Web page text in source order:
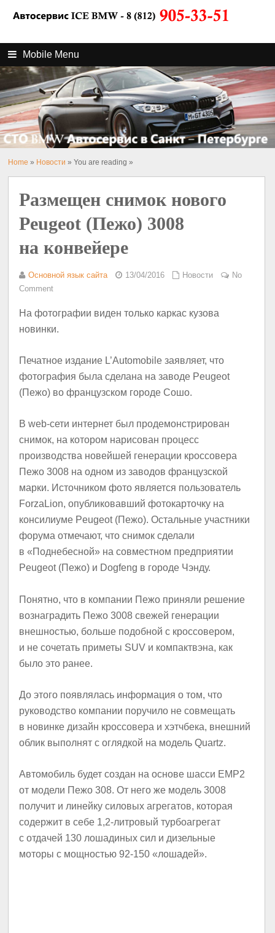
Mobile Menu
Home » Новости » You are reading »
Размещен снимок нового
Peugeot (Пежо) 3008
на конвейере
Основной язык сайта 13/04/2016 Новости
No
Comment
На фотографии виден только каркас кузова
новинки.
Печатное издание L’Automobile заявляет, что
фотография была сделана на заводе Peugeot
(Пежо) во французском городе Сошо.
В web-сети интернет был продемонстрирован
снимок, на котором нарисован процесс
производства новейшей генерации кроссовера
Пежо 3008 на одном из заводов французской
марки. Источником фото является пользователь
ForzaLion, опубликовавший фотокарточку на
консилиуме Peugeot (Пежо). Остальные участники
форума отмечают, что снимок сделали
в «Поднебесной» на совместном предприятии
Peugeot (Пежо) и Dogfeng в городе Чэнду.
Понятно, что в компании Пежо приняли решение
вознаградить Пежо 3008 свежей генерации
внешностью, больше подобной с кроссовером,
и не сочетать приметы SUV и компактвэна, как
было это ранее.
До этого появлялась информация о том, что
руководство компании поручило не совмещать
в новинке дизайн кроссовера и хэтчбека, внешний
облик выполнят с оглядкой на модель Quartz.
Автомобиль будет создан на основе шасси EMP2
от модели Пежо 308. От него же модель 3008
получит и линейку силовых агрегатов, которая
содержит в себе 1,2-литровый турбоагрегат
с отдачей 130 лошадиных сил и дизельные
моторы с мощностью 92-150 «лошадей».